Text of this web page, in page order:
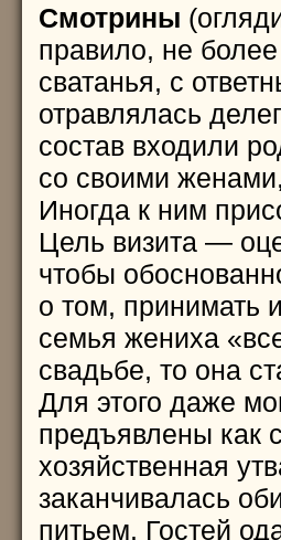
Смотрины
правило, не
сватанья, с
отравлялась
состав входили
со своими
Иногда к ним
Цель визита —
чтобы
о том, принимать
семья жениха
свадьбе, то она
Для этого даже
предъявлены как
хозяйственная
заканчивалась
питьем. Гостей